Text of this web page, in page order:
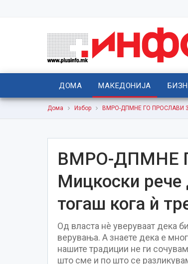
ДОМА МАКЕДОНИЈА
Дома Избор ВМРО-ДПМНЕ ГО ПРОСЛАВИ 33
ВМРО-ДПМНЕ
Мицкоски рече
тогаш кога ѝ
Од власта нѐ уверуваат дека
верувања. А знаете дека е
нашите традиции не ги
што сме и по што се